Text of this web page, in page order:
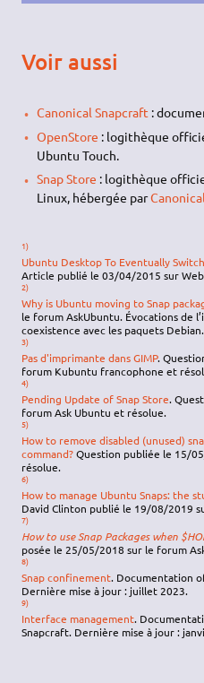
Voir aussi
Canonical Snapcraft :
OpenStore : logithèque
Ubuntu Touch.
Snap Store : logithèque
Linux, hébergée parCanonical
1)
Ubuntu Desktop To Eventually Switch
Article publié le 03/04/2015 sur Web
2)
Why is Ubuntu moving to Snap
le forum AskUbuntu. Évocations de
coexistence avec les paquets Debian.
3)
Pas d'imprimante dans GIMP.
forum Kubuntu francophone et
4)
Pending Update of Snap Store.
forum Ask Ubuntu et résolue.
5)
How to remove disabled (unused)
command?Question publiée le 15/
résolue.
6)
How to manage Ubuntu Snaps: the
David Clinton publié le 19/08/2019
7)
How to use Snap Packages when
posée le 25/05/2018 sur le forum
8)
Snap confinement. Documentation
Dernière mise à jour : juillet 2023.
9)
Interface management.
Snapcraft. Dernière mise à jour :